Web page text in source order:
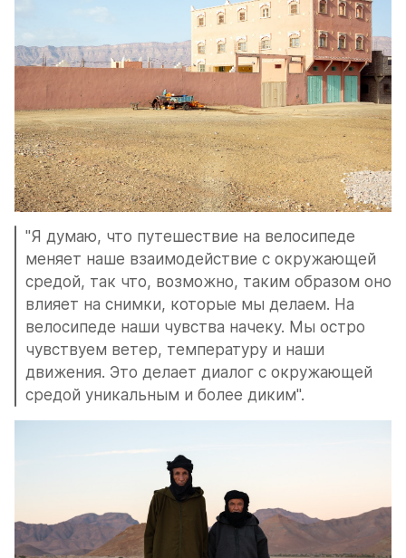
"Я думаю, что путешествие на велосипеде
меняет наше взаимодействие с окружающей
средой, так что, возможно, таким образом оно
влияет на снимки, которые мы делаем. На
велосипеде наши чувства начеку. Мы остро
чувствуем ветер, температуру и наши
движения. Это делает диалог с окружающей
средой уникальным и более диким".